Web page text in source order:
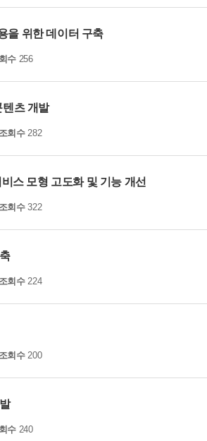
을 위한 데이터 구축
수 256
텐츠 개발
조회수282
스 모형 고도화 및 기능 개선
조회수322
조회수224
조회수200
수 240